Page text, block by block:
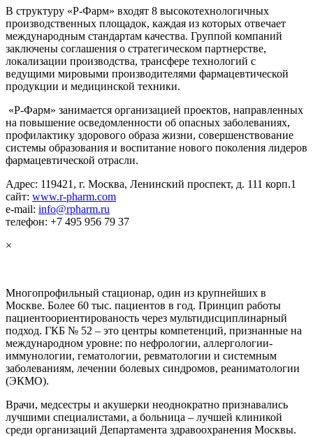
В структуру «Р-Фарм» входят 8 высокотехнологичных
производственных площадок, каждая из которых отвечает
международным стандартам качества. Группой компаний
заключены соглашения о стратегическом партнерстве,
локализации производства, трансфере технологий с
ведущими мировыми производителями фармацевтической
продукции и медицинской техники.
«Р-Фарм» занимается организацией проектов, направленных
на повышение осведомленности об опасных заболеваниях,
профилактику здорового образа жизни, совершенствование
системы образования и воспитание нового поколения лидеров
фармацевтической отрасли.
Адрес: 119421, г. Москва, Ленинский проспект, д. 111 корп.1
сайт: www.r-pharm.com
e-mail: info@rpharm.ru
телефон: +7 495 956 79 37
×
Многопрофильный стационар, один из крупнейших в
Москве. Более 60 тыс. пациентов в год. Принцип работы
пациентоориентированость через мультидисциплинарный
подход. ГКБ № 52 – это центры компетенций, признанные на
международном уровне: по нефрологии, аллергологии-
иммунологии, гематологии, ревматологии и системным
заболеваниям, лечении болевых синдромов, реаниматологии
(ЭКМО).
Врачи, медсестры и акушерки неоднократно признавались
лучшими специалистами, а больница – лучшей клиникой
среди организаций Департамента здравоохранения Москвы.